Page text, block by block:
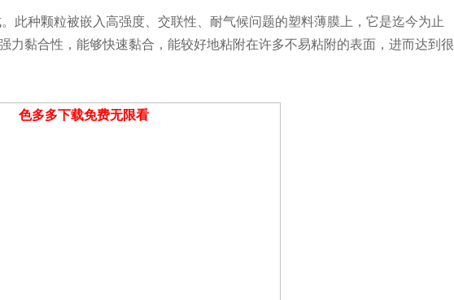
此种颗粒被嵌入高强度、交联性、耐气候问题的塑料薄膜上，它是迄今为止
力黏合性，能够快速黏合，能较好地粘附在许多不易粘附的表面，进而达到很